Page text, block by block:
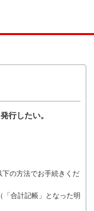
行したい。
の方法でお手続きくだ
合計記帳」となった明